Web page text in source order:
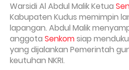
Warsidi Al Abdul Malik Ketua
Kabupaten Kudus memimpin
lapangan. Abdul Malik
anggota Senkomsiap
yang dijalankan Pemerintah
keutuhan NKRI.